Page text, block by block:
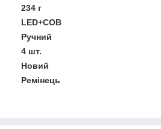
234 г
LED+COB
Ручний
4 шт.
Новий
Ремінець